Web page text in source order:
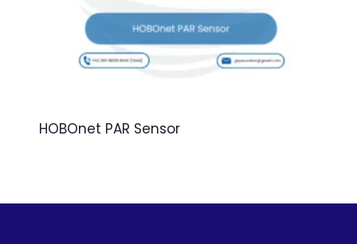
HOBOnet PAR Sensor